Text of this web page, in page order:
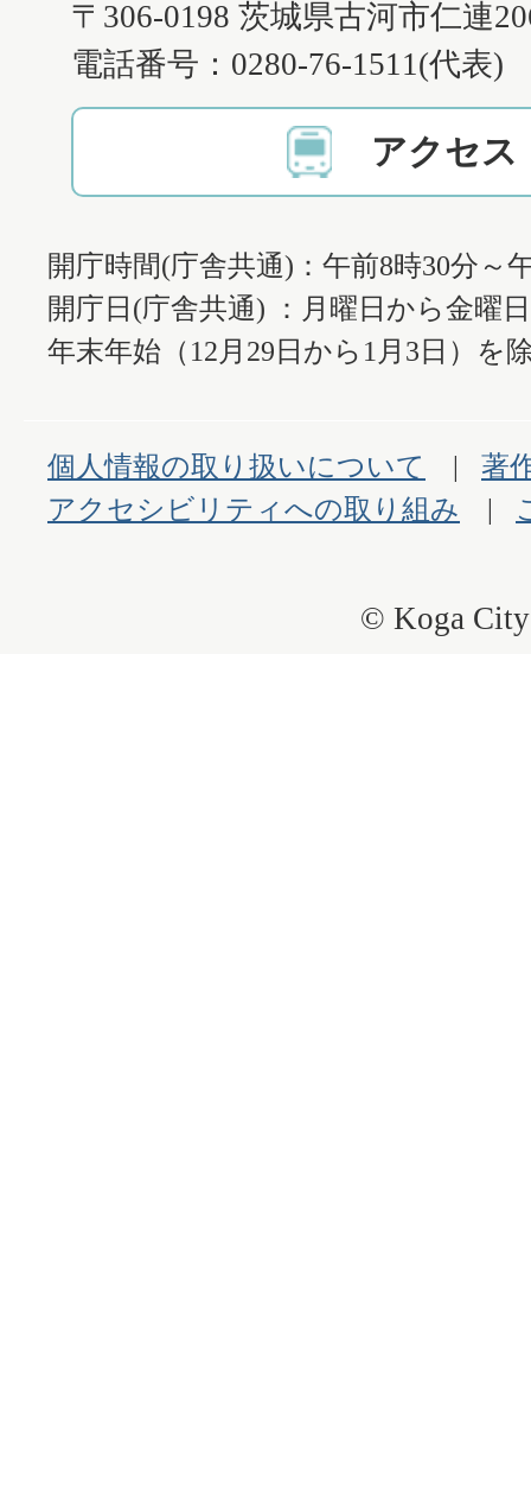
〒306-0198 茨城県古河市仁連
電話番号：0280-76-1511(代表)
アクセス
開庁時間(庁舎共通)：午前8時30分～
開庁日(庁舎共通) ：月曜日から金曜
年末年始（12月29日から1月3日）を
個人情報の取り扱いについて
著
アクセシビリティへの取り組み
© Koga City